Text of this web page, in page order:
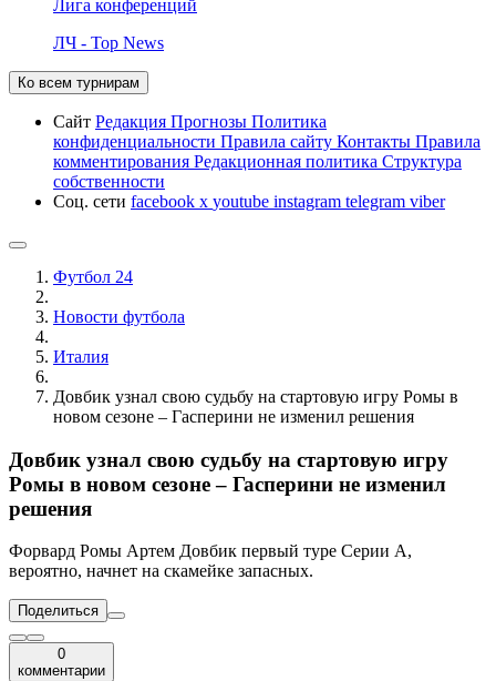
Лига конференций
ЛЧ - Top News
Ко всем турнирам
Сайт Редакция Прогнозы Политика
конфиденциальности Правила сайту Контакты Правила
комментирования Редакционная политика Структура
собственности
Соц. сети facebook x youtube instagram telegram viber
Футбол 24
Новости футбола
Италия
Довбик узнал свою судьбу на стартовую игру Ромы в
новом сезоне – Гасперини не изменил решения
Довбик узнал свою судьбу на стартовую игру
Ромы в новом сезоне – Гасперини не изменил
решения
Форвард Ромы Артем Довбик первый туре Серии А,
вероятно, начнет на скамейке запасных.
Поделиться
0
комментарии